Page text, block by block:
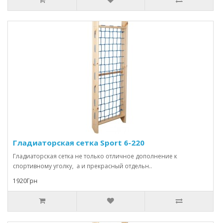
Гладиаторская сетка Sport 6-220
Гладиаторская сетка не только отличное дополнение к
спортивному уголку, а и прекрасный отдельн..
1920Грн